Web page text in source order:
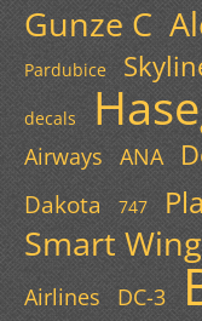
Gunze C
Pardubice
decals
Airways
ANA
Dakota 747
Smart
Airlines
DC-3